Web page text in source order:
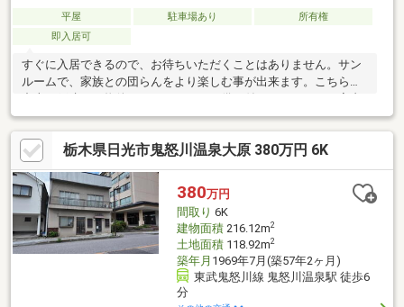
平屋 駐車場あり
所有権
即入居可
すぐに入居できるので、お待ちいただくことはありません。サン
ルームで、家族との団らんをより楽しむ事が出来ます。こちらは
環境を快適にすることができますよ。清潔感のある書斎で、今ま
で以上の成果を上げましょう。駐輪場付きの物件はいかがでしょ
うか。
栃木県日光市鬼怒川温泉大原 380万円 6K
380万円
間取り 6K
建物面積216.12m2
土地面積118.92m2
築年月 1969年7月(築57年2ヶ月)
東武鬼怒川線 鬼怒川温泉駅 徒歩6
分